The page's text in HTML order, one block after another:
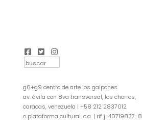
g6+g9 centro de arte los galpones
av. ávila con 8va transversal, los chorros,
caracas, venezuela | +58 212 2837012
o plataforma cultural, c.a. | rif j-40719837-8